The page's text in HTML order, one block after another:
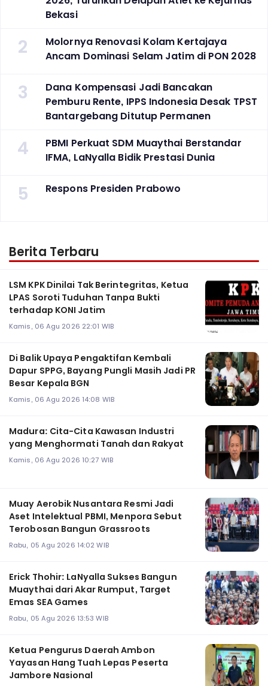
Bekasi
2
Molornya Renovasi Kolam Kertajaya
Ancam Dominasi Selam Jatim di PON 2028
3
Dana Kompensasi Jadi Bancakan
Pemburu Rente, IPPS Indonesia Desak TPST
Bantargebang Ditutup Permanen
4
PBMI Perkuat SDM Muaythai Berstandar
IFMA, LaNyalla Bidik Prestasi Dunia
5 Respons Presiden Prabowo
Berita Terbaru
LSM KPK Dinilai Tak Berintegritas, Ketua
LPAS Soroti Tuduhan Tanpa Bukti
terhadap KONI Jatim
Kamis, 06 Agu 2026 22:01 WIB
Di Balik Upaya Pengaktifan Kembali
Dapur SPPG, Bayang Pungli Masih Jadi PR
Besar Kepala BGN
Kamis, 06 Agu 2026 14:08 WIB
Madura: Cita-Cita Kawasan Industri
yang Menghormati Tanah dan Rakyat
Kamis, 06 Agu 2026 10:27 WIB
Muay Aerobik Nusantara Resmi Jadi
Aset Intelektual PBMI, Menpora Sebut
Terobosan Bangun Grassroots
Rabu, 05 Agu 2026 14:02 WIB
Erick Thohir: LaNyalla Sukses Bangun
Muaythai dari Akar Rumput, Target
Emas SEA Games
Rabu, 05 Agu 2026 13:53 WIB
Ketua Pengurus Daerah Ambon
Yayasan Hang Tuah Lepas Peserta
Jambore Nasional